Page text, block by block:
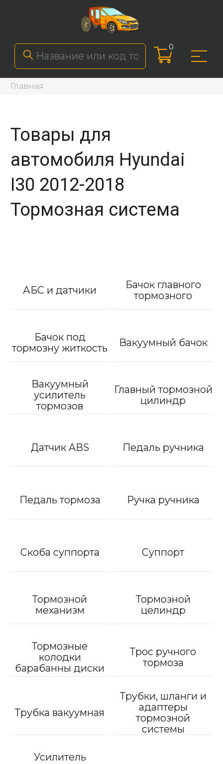
0
Главная
Товары для
автомобиля Hyundai
I30 2012-2018
Тормозная система
АБС и датчики
Бачок главного
тормозного
Бачок под
тормозну житкость
Вакуумный бачок
Вакуумный
усилитель
тормозов
Главный тормозной
цилиндр
Датчик ABS Педаль ручника
Педаль тормоза Ручка ручника
Скоба суппорта Суппорт
Тормозной
механизм
Тормозной
целиндр
Тормозные
колодки
барабанны диски
Трос ручного
тормоза
Трубка вакуумная
Трубки, шланги и
адаптеры
тормозной
системы
Усилитель